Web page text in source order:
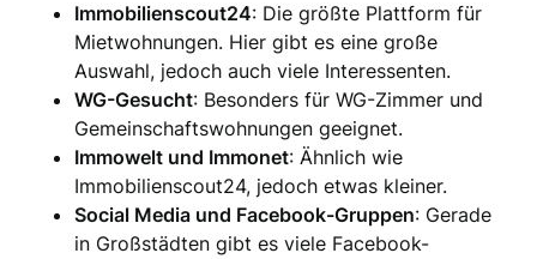
Immobilienscout24: Die größte Plattform für
Mietwohnungen. Hier gibt es eine große
Auswahl, jedoch auch viele Interessenten.
WG-Gesucht: Besonders für WG-Zimmer und
Gemeinschaftswohnungen geeignet.
Immowelt und Immonet: Ähnlich wie
Immobilienscout24, jedoch etwas kleiner.
Social Media und Facebook-Gruppen: Gerade
in Großstädten gibt es viele Facebook-